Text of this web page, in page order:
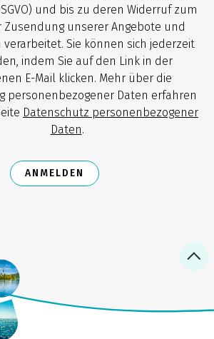
und bis zu deren Widerruf zum
Zusendung unserer Angebote und
verarbeitet. Sie können sich jederzeit
indem Sie auf den Link in der
E-Mail klicken. Mehr über die
personenbezogener Daten erfahren
Datenschutz personenbezogener
Daten.
ANMELDEN